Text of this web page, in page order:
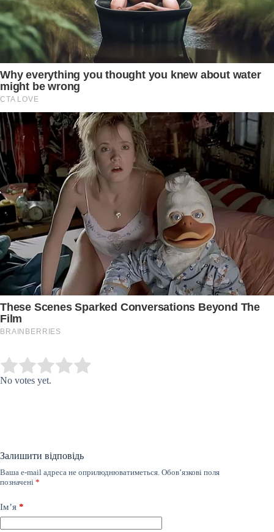
Rate this item:
No votes yet.
Залишити відповідь
Ваша e-mail адреса не оприлюднюватиметься. Обов’язкові поля
позначені *
Ім’я *